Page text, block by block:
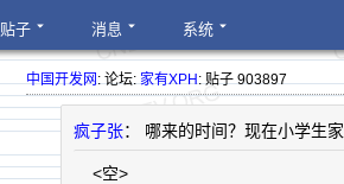
贴子 消息 系统
中国开发网: 论坛:家有XPH: 贴子 903897
疯子张： 哪来的时间？现在小学生
<空>